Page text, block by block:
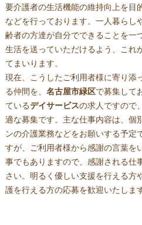
要介護者の生活機能の維持向上を目
などを行っております。一人暮らし
齢者の方達が自分でできることを一
生活を送っていただけるよう、これ
てまいります。
現在、こうしたご利用者様に寄り添
る仲間を、 名古屋市緑区で募集して
ているデイサービスの求人ですので
適な募集です。主な仕事内容は、個
ンの介護業務などをお願いする予
すが、ご利用者様から感謝の言葉を
事でもありますので、感謝される仕
さい。明るく優しい支援を行える方
護を行える方の応募を歓迎いたしま